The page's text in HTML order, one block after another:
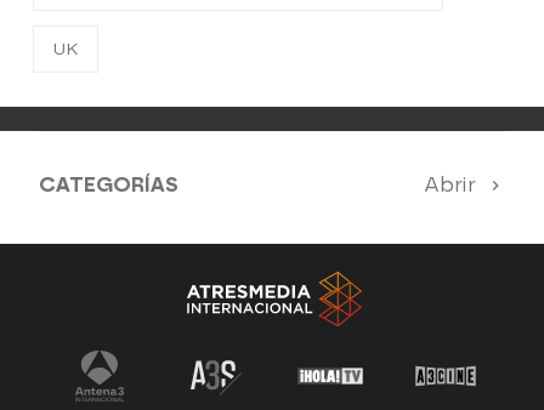
UK
CATEGORÍAS Abrir
Antena 3 Noticias El Hormiguero
Tu cara me suena Pasapalabra